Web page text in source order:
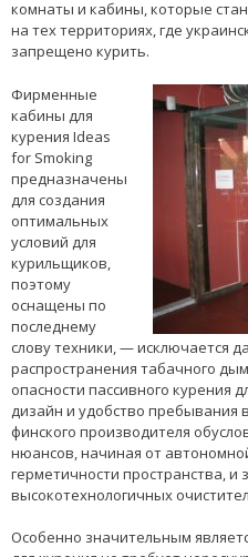
комнаты и кабины, которые
на тех территориях, где
запрещено курить.
Фирменные
кабины для
курения Ideas
for Smoking
предназначены
для создания
оптимальных
условий для
курильщиков,
поэтому
оснащены по
последнему
слову техники, — исключается
распространения табачного
опасности пассивного
дизайн и удобство пребывания
финского производителя
нюансов, начиная от
герметичности пространства, и
высокотехнологичных
Особенно значительным